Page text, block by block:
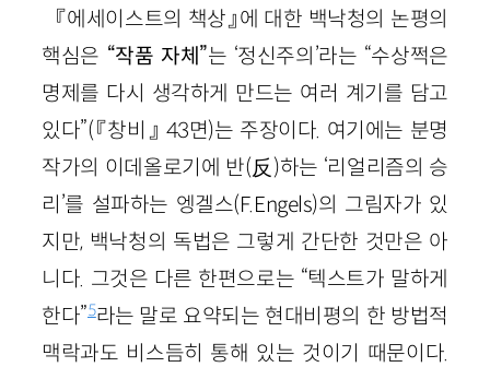
『에세이스트의 책상』에 대한 백낙청의 논평의
핵심은 “작품 자체”는 ‘정신주의’라는 “수상쩍은
명제를 다시 생각하게 만드는 여러 계기를 담고
있다”(『창비』 43면)는 주장이다. 여기에는 분명
작가의 이데올로기에 반(反)하는 ‘리얼리즘의 승
리’를 설파하는 엥겔스(F.Engels)의 그림자가 있
지만, 백낙청의 독법은 그렇게 간단한 것만은 아
니다. 그것은 다른 한편으로는 “텍스트가 말하게
한다”5라는 말로 요약되는 현대비평의 한 방법적
맥락과도 비스듬히 통해 있는 것이기 때문이다.